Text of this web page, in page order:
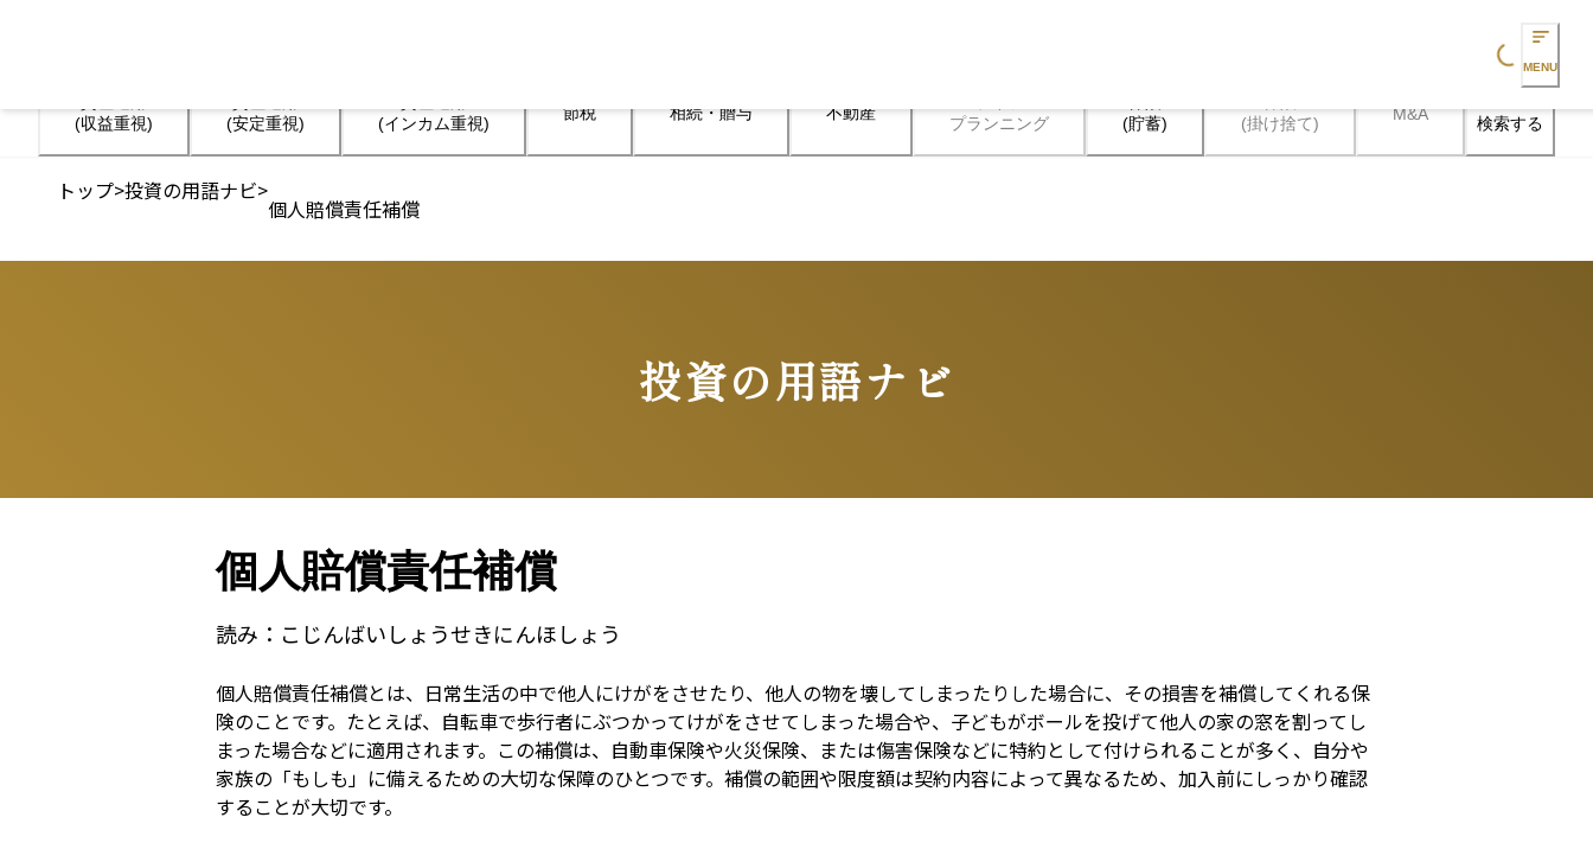
Loading... MENU
(収益重視)
(安定重視)
(インカム重視)
節税 相続・贈与 不動産
プランニング
(貯蓄)
(掛け捨て)
M&A 検索する
トップ>投資の用語ナビ>
個人賠償責任補償
投資の用語ナビ
Terms
個人賠償責任補償
読み： こじんばいしょうせきにんほしょう
個人賠償責任補償とは、日常生活の中で他人にけがをさせたり、他人の物を壊してしまったりした場合に、その損害を補償してくれる保
険のことです。たとえば、自転車で歩行者にぶつかってけがをさせてしまった場合や、子どもがボールを投げて他人の家の窓を割ってし
まった場合などに適用されます。この補償は、自動車保険や火災保険、または傷害保険などに特約として付けられることが多く、自分や
家族の「もしも」に備えるための大切な保障のひとつです。補償の範囲や限度額は契約内容によって異なるため、加入前にしっかり確認
することが大切です。